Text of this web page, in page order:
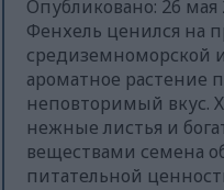
Опубликовано: 26 мая
Фенхель ценился на
средиземноморской и
ароматное растение
неповторимый вкус.
нежные листья и
веществами семена
питательной